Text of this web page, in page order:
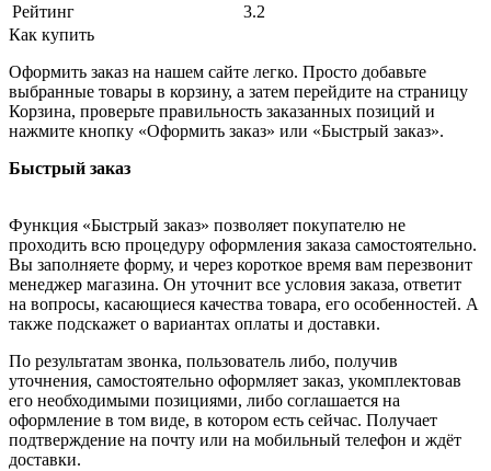
Рейтинг
3.2
Как купить
Оформить заказ на нашем сайте легко. Просто добавьте
выбранные товары в корзину, а затем перейдите на страницу
Корзина, проверьте правильность заказанных позиций и
нажмите кнопку «Оформить заказ» или «Быстрый заказ».
Быстрый заказ
Функция «Быстрый заказ» позволяет покупателю не
проходить всю процедуру оформления заказа самостоятельно.
Вы заполняете форму, и через короткое время вам перезвонит
менеджер магазина. Он уточнит все условия заказа, ответит
на вопросы, касающиеся качества товара, его особенностей. А
также подскажет о вариантах оплаты и доставки.
По результатам звонка, пользователь либо, получив
уточнения, самостоятельно оформляет заказ, укомплектовав
его необходимыми позициями, либо соглашается на
оформление в том виде, в котором есть сейчас. Получает
подтверждение на почту или на мобильный телефон и ждёт
доставки.